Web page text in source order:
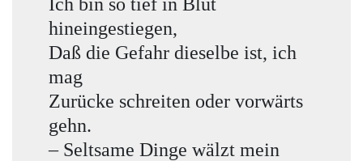
hineingestiegen,
Daß die Gefahr dieselbe ist, ich
mag
Zurücke schreiten oder vorwärts
gehn.
– Seltsame Dinge wälzt mein